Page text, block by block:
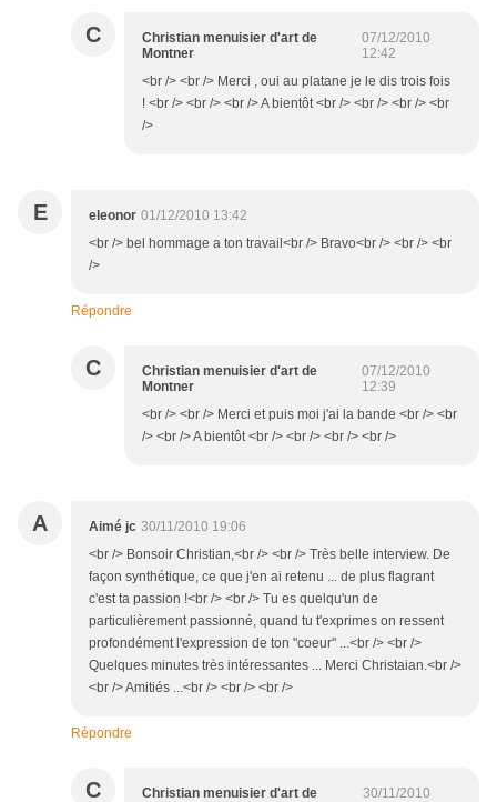
C
Christian menuisier d'art de
Montner
07/12/2010
12:42
<br /> <br /> Merci , oui au platane je le dis trois fois
! <br /> <br /> <br /> A bientôt <br /> <br /> <br /> <br
/>
E eleonor 01/12/2010 13:42
<br /> bel hommage a ton travail<br /> Bravo<br /> <br /> <br
/>
Répondre
C
Christian menuisier d'art de
Montner
07/12/2010
12:39
<br /> <br /> Merci et puis moi j'ai la bande <br /> <br
/> <br /> A bientôt <br /> <br /> <br /> <br />
A Aimé jc 30/11/2010 19:06
<br /> Bonsoir Christian,<br /> <br /> Très belle interview. De
façon synthétique, ce que j'en ai retenu ... de plus flagrant
c'est ta passion !<br /> <br /> Tu es quelqu'un de
particulièrement passionné, quand tu t'exprimes on ressent
profondément l'expression de ton "coeur" ...<br /> <br />
Quelques minutes très intéressantes ... Merci Christaian.<br />
<br /> Amitiés ...<br /> <br /> <br />
Répondre
C
Christian menuisier d'art de
30/11/2010